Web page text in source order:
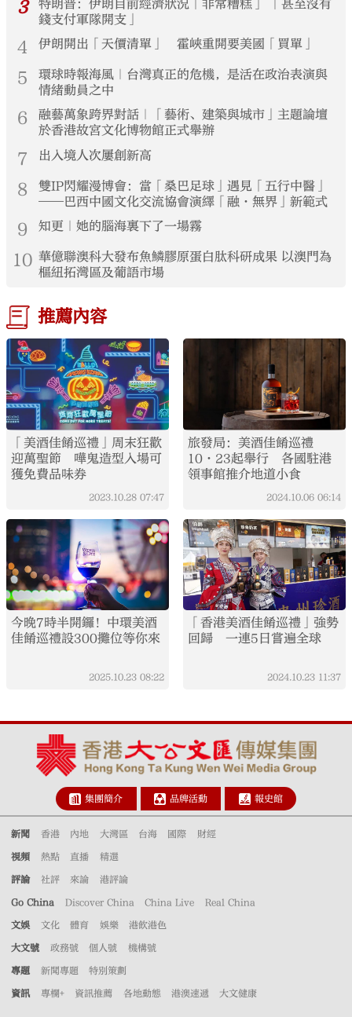
3
特朗普：伊朗目前經濟狀況「非常糟糕」 「甚至沒有
錢支付軍隊開支」
4 伊朗開出「天價清單」 霍峽重開要美國「買單」
5
環球時報海風｜台灣真正的危機，是活在政治表演與
情緒動員之中
6
融藝萬象跨界對話｜「藝術、建築與城市」主題論壇
於香港故宮文化博物館正式舉辦
7 出入境人次屢創新高
8
雙IP閃耀漫博會：當「桑巴足球」遇見「五行中醫」
——巴西中國文化交流協會演繹「融·無界」新範式
9 知更｜她的腦海裏下了一場霧
10 華億聯澳科大發布魚鱗膠原蛋白肽科研成果 以澳門為
樞紐拓灣區及葡語市場
推薦內容
「美酒佳餚巡禮」周末狂歡
迎萬聖節 嘩鬼造型入場可
獲免費品味券
2023.10.28 07:47
旅發局：美酒佳餚巡禮
10·23起舉行 各國駐港
領事館推介地道小食
2024.10.06 06:14
今晚7時半開鑼！中環美酒
佳餚巡禮設300攤位等你來
2025.10.23 08:22
「香港美酒佳餚巡禮」強勢
回歸 一連5日嘗遍全球
2024.10.23 11:37
集團簡介 品牌活動 報史館
新聞 香港 內地 大灣區 台海 國際 財經
視頻 熱點 直播 精選
評論 社評 來論 港評論
Go China Discover China China Live Real China
文娛 文化 體育 娛樂 港飲港色
大文號 政務號 個人號 機構號
專題 新聞專題 特別策劃
資訊 專欄+ 資訊推薦 各地動態 港澳速遞 大文健康